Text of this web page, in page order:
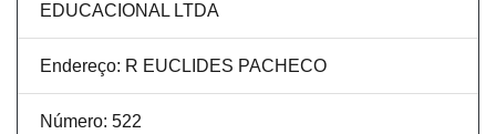
EDUCACIONAL LTDA
Endereço: R EUCLIDES PACHECO
Número: 522